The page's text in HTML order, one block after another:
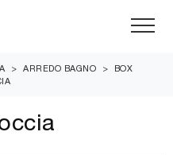
> ARREDO BAGNO >
BOX